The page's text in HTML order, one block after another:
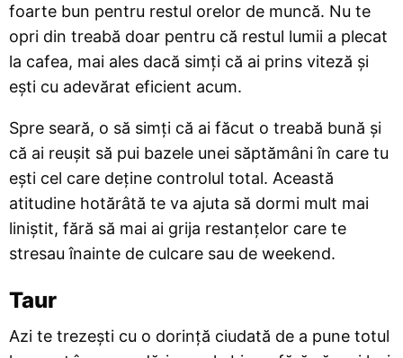
foarte bun pentru restul orelor de muncă. Nu te
opri din treabă doar pentru că restul lumii a plecat
la cafea, mai ales dacă simți că ai prins viteză și
ești cu adevărat eficient acum.
Spre seară, o să simți că ai făcut o treabă bună și
că ai reușit să pui bazele unei săptămâni în care tu
ești cel care deține controlul total. Această
atitudine hotărâtă te va ajuta să dormi mult mai
liniștit, fără să mai ai grija restanțelor care te
stresau înainte de culcare sau de weekend.
Taur
Azi te trezești cu o dorință ciudată de a pune totul